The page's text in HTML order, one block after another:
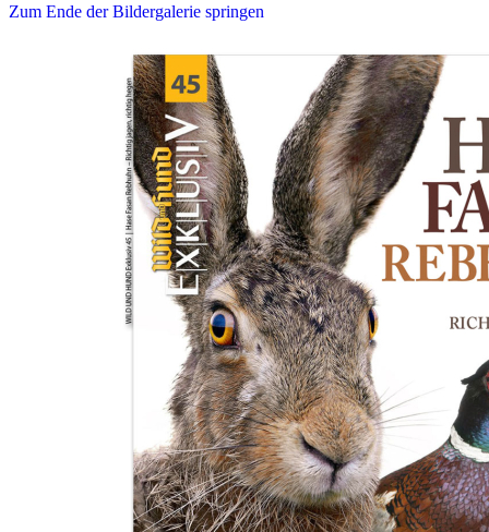
Zum Ende der Bildergalerie springen
Zum Anfang der Bildergalerie springen
21201501E